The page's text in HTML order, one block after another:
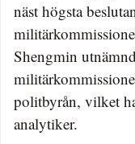
näst högsta
Shengmin
politbyrån, vilket
analytiker.